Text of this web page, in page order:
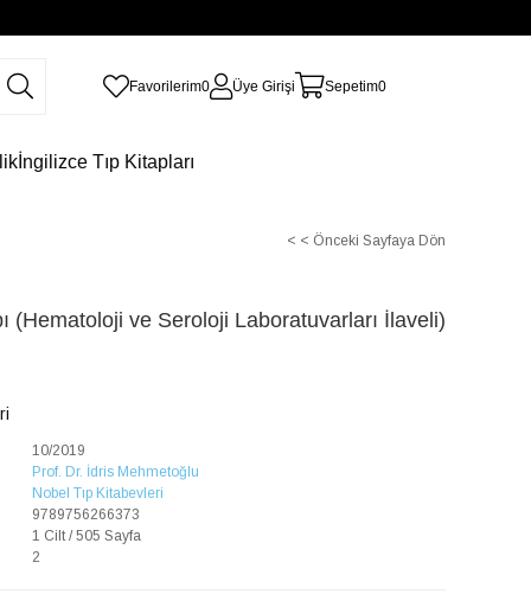
Favorilerim0 Üye Girişi Sepetim0
İngilizce Tıp Kitapları
< < Önceki Sayfaya Dön
(Hematoloji ve Seroloji Laboratuvarları İlaveli)
10/2019
Prof. Dr. İdris Mehmetoğlu
Nobel Tıp Kitabevleri
9789756266373
1 Cilt / 505 Sayfa
2